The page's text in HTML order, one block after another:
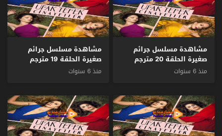
مشاهدة مسلسل جرائم
صغيرة الحلقة 20 مترجم
منذ 6 سنوات
مشاهدة مسلسل جرائم
صغيرة الحلقة 19 مترجم
منذ 6 سنوات